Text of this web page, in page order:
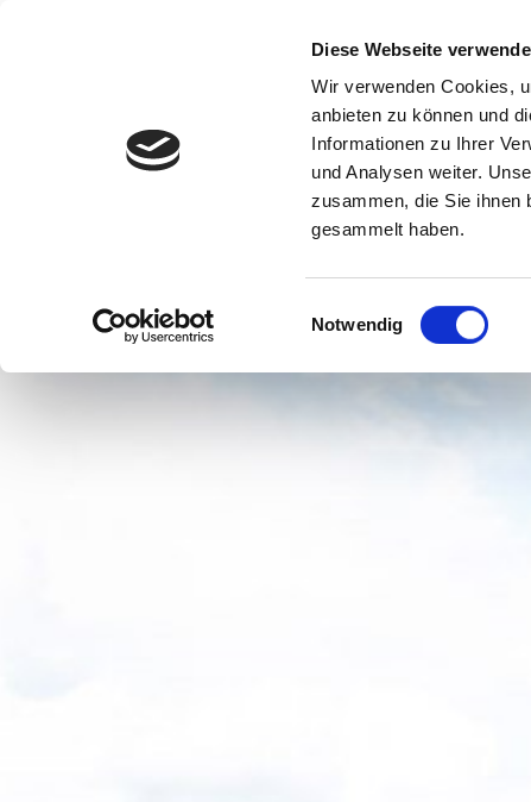
Diese Webseite
Wir verwenden Cookies,
anbieten zu können und
Informationen zu Ihrer
und Analysen weiter.
zusammen, die Sie ihnen
gesammelt haben.
Einwilligungsauswahl
Notwendig